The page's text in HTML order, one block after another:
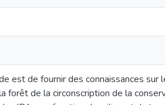
est de fournir des connaissances
forêt de la circonscription de la